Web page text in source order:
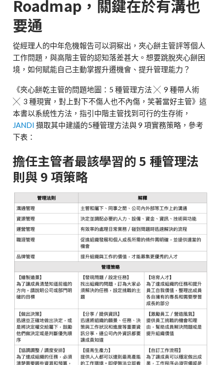
Roadmap ，關鍵在於有溝也
要通
從經理人的中年危機報告可以洞察出，夾心餅主管評等個人
工作問題，與高階主管的認知落差甚大。想要跳脫夾心餅困
境，如何賦能自己主動掌握升遷機會、提升管理能力？
《夾心餅乾主管的問題地圖： 5種管理方法 ╳ 9種帶人術
╳ 3種現實，對上對下不傷人也不內傷，笑著當好主管》這
本書以系統性方法，指引中階主管找到可行的生存術，
JANDI擷取其中建議的5種管理方法與9項實務策略，參考
下表：
擔任主管者最該學習的5 種管理法
則與9項策略